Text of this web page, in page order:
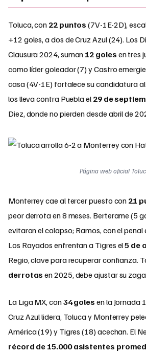
Toluca, con 22 puntos (7V-1E-2D),
+12 goles, a dos de Cruz Azul (24). Los
Clausura 2024, suman 12 goles en tres
como líder goleador (7) y Castro
casa (4V-1E) fortalece su candidatura
los lleva contra Puebla el 29 de
Diez, donde no pierden desde abril de
Página web oficial
Monterrey cae al tercer puesto con 21
peor derrota en 8 meses. Berterame (5
evitaron el colapso; Ramos, con el penal
Los Rayados enfrentan a Tigres el5 de
Regio, clave para recuperar confianza.
derrotas en 2025, debe ajustar su
La Liga MX, con34 goles en la Jornada
Cruz Azul lidera, Toluca y Monterrey
América (19) y Tigres (18) acechan. El
récord de 15.000 asistentes